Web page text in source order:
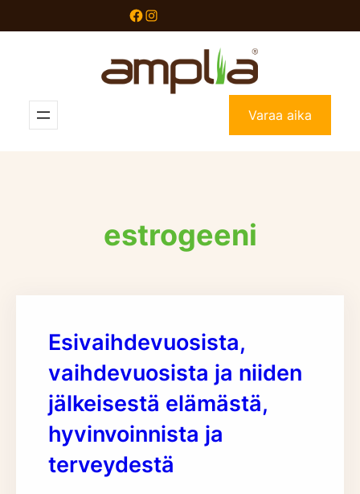
sisältöön
Facebook
Instagram
Varaa aika
estrogeeni
Esivaihdevuosista,
vaihdevuosista ja niiden
jälkeisestä elämästä,
hyvinvoinnista ja
terveydestä